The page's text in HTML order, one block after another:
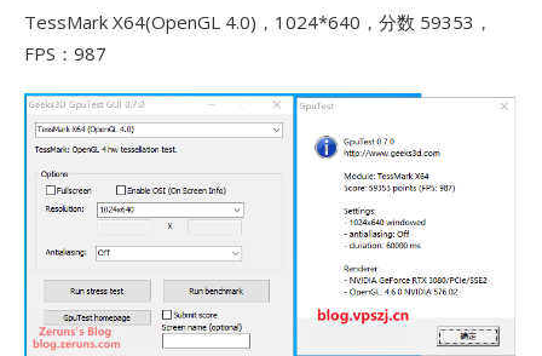
TessMark X64(OpenGL 4.0)，1024*640，分数 59353，
FPS：987